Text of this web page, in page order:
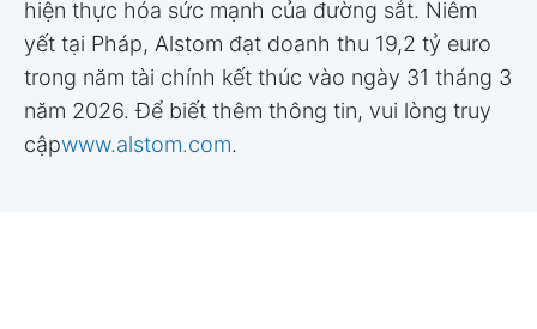
hiện thực hóa sức mạnh của đường sắt. Niêm
yết tại Pháp, Alstom đạt doanh thu 19,2 tỷ euro
trong năm tài chính kết thúc vào ngày 31 tháng 3
năm 2026. Để biết thêm thông tin, vui lòng truy
cậpwww.alstom.com.